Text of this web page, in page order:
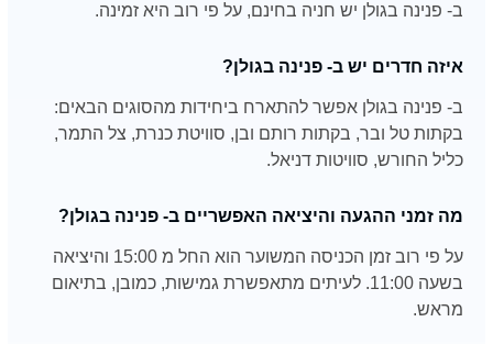
ב- פנינה בגולן יש חניה בחינם, על פי רוב היא זמינה.
איזה חדרים יש ב- פנינה בגולן?
ב- פנינה בגולן אפשר להתארח ביחידות מהסוגים הבאים:
בקתות טל ובר, בקתות רותם ובן, סוויטת כנרת, צל התמר,
כליל החורש, סוויטות דניאל.
מה זמני ההגעה והיציאה האפשריים ב- פנינה בגולן?
על פי רוב זמן הכניסה המשוער הוא החל מ 15:00 והיציאה
בשעה 11:00. לעיתים מתאפשרת גמישות, כמובן, בתיאום
מראש.